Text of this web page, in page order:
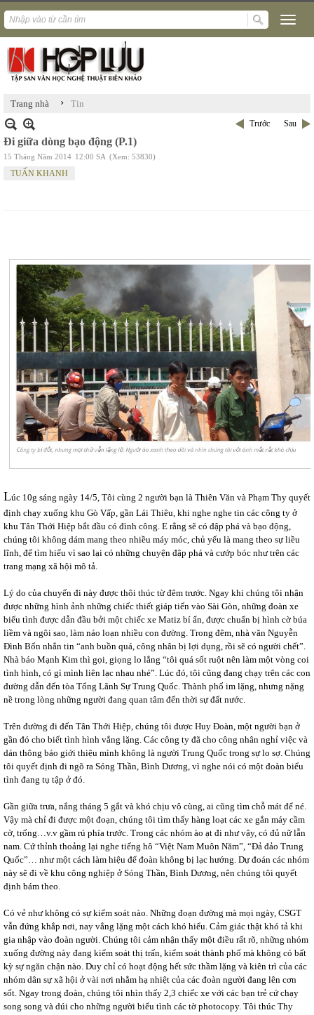
Trang nhà › Tin
Trước Sau
Đi giữa dòng bạo động (P.1)
15 Tháng Năm 2014 12:00 SA (Xem: 53830)
TUẤN KHANH
Lúc 10g sáng ngày 14/5, Tôi cùng 2 người bạn là Thiên Văn và Phạm Thy quyết
định chạy xuống khu Gò Vấp, gần Lái Thiêu, khi nghe nghe tin các công ty ở
khu Tân Thới Hiệp bắt đầu có đình công. E rằng sẽ có đập phá và bạo động,
chúng tôi không dám mang theo nhiều máy móc, chủ yếu là mang theo sự liều
lĩnh, để tìm hiểu vì sao lại có những chuyện đập phá và cướp bóc như trên các
trang mạng xã hội mô tả.
Lý do của chuyến đi này được thôi thúc từ đêm trước. Ngay khi chúng tôi nhận
được những hình ảnh những chiếc thiết giáp tiến vào Sài Gòn, những đoàn xe
biểu tình được dẫn đầu bởi một chiếc xe Matiz bí ẩn, được chuẩn bị hình cờ búa
liềm và ngôi sao, làm náo loạn nhiều con đường. Trong đêm, nhà văn Nguyễn
Đình Bổn nhắn tin “anh buồn quá, công nhân bị lợi dụng, rồi sẽ có người chết”.
Nhà báo Mạnh Kim thì gọi, giọng lo lắng “tôi quá sốt ruột nên làm một vòng coi
tình hình, có gì mình liên lạc nhau nhé”. Lúc đó, tôi cũng đang chạy trên các con
đường dẫn đến tòa Tổng Lãnh Sự Trung Quốc. Thành phố im lặng, nhưng nặng
nề trong lòng những người đang quan tâm đến thời sự đất nước.
Trên đường đi đến Tân Thới Hiệp, chúng tôi được Huy Đoàn, một người bạn ở
gần đó cho biết tình hình vắng lặng. Các công ty đã cho công nhân nghỉ việc và
dán thông báo giới thiệu mình không là người Trung Quốc trong sự lo sợ. Chúng
tôi quyết định đi ngõ ra Sóng Thần, Bình Dương, vì nghe nói có một đoàn biểu
tình đang tụ tập ở đó.
Gần giữa trưa, nắng tháng 5 gắt và khó chịu vô cùng, ai cũng tìm chỗ mát để né.
Vậy mà chỉ đi được một đoạn, chúng tôi tìm thấy hàng loạt các xe gắn máy cầm
cờ, trống…v.v gầm rú phía trước. Trong các nhóm ào ạt đi như vậy, có đủ nữ lẫn
nam. Cứ thỉnh thoảng lại nghe tiếng hô “Việt Nam Muôn Năm”, “Đả đảo Trung
Quốc”… như một cách làm hiệu để đoàn không bị lạc hướng. Dự đoán các nhóm
này sẽ đi về khu công nghiệp ở Sóng Thần, Bình Dương, nên chúng tôi quyết
định bám theo.
Có vẻ như không có sự kiểm soát nào. Những đoạn đường mà mọi ngày, CSGT
vẫn đứng khắp nơi, nay vắng lặng một cách khó hiểu. Cảm giác thật khó tả khi
gia nhập vào đoàn người. Chúng tôi cảm nhận thấy một điều rất rõ, những nhóm
xuống đường này đang kiểm soát thị trấn, kiểm soát thành phố mà không có bất
kỳ sự ngăn chận nào. Duy chỉ có hoạt động hết sức thầm lặng và kiên trì của các
nhóm dân sự xã hội ở vài nơi nhằm hạ nhiệt của các đoàn người đang lên cơn
sốt. Ngay trong đoàn, chúng tôi nhìn thấy 2,3 chiếc xe với các bạn trẻ cứ chạy
song song và dúi cho những người biểu tình các tờ photocopy. Tôi thúc Thy